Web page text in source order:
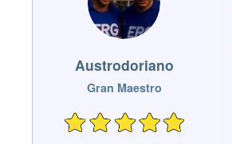
Austrodoriano
Gran Maestro